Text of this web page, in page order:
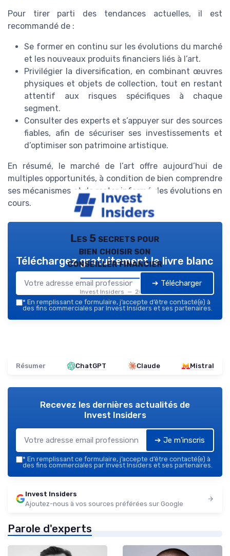
Pour tirer parti des tendances actuelles, il est
recommandé de :
Se former en continu sur les évolutions du marché
et les nouveaux produits financiers liés à l’art.
Privilégier la diversification, en combinant œuvres
physiques et objets de collection, tout en restant
attentif aux risques spécifiques à chaque
segment.
Consulter des experts et s’appuyer sur des sources
fiables, afin de sécuriser ses investissements et
d’optimiser son patrimoine artistique.
En résumé, le marché de l’art offre aujourd’hui de
multiples opportunités, à condition de bien comprendre
ses mécanismes et de rester informé des évolutions en
cours.
Les 5 secrets pour
bien choisir son
conseiller financier
Invest Insiders — 2026
Téléchargez gratuitement le livre blanc
➔ Télécharger
* En remplissant ce formulaire, j’accepte d’être contacté(e) à
des fins commerciales par Invest Insiders et ses partenaires.
Résumer ChatGPT Claude Mistral
Recevez les dernières actualités de
Invest Insiders
➔ Je m'inscris
* En remplissant ce formulaire, j’accepte d’être contacté(e) à
des fins commerciales par Invest Insiders et ses partenaires.
Invest Insiders
Ajoutez-nous à vos sources préférées sur Google
Parole d'experts